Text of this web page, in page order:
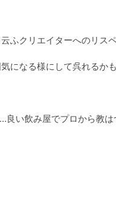
ふクリエイターへのリス
になる様にして呉れるか
良い飲み屋でプロから教は